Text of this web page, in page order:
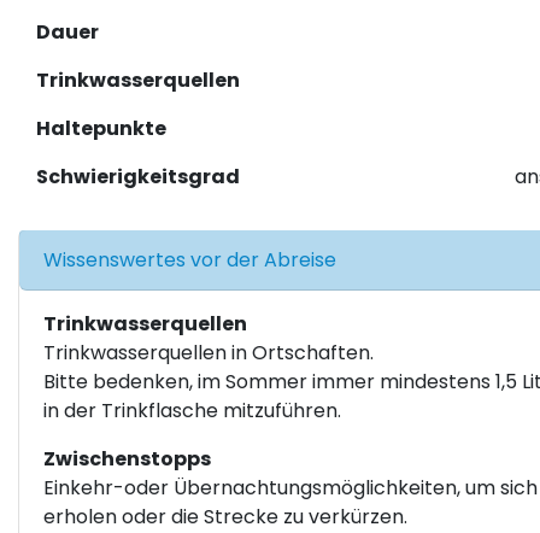
Dauer
Trinkwasserquellen
Haltepunkte
Schwierigkeitsgrad
Wissenswertes vor der Abreise
Trinkwasserquellen
Trinkwasserquellen in Ortschaften.
Bitte bedenken, im Sommer immer mindestens 1,5
in der Trinkflasche mitzuführen.
Zwischenstopps
Einkehr-oder Übernachtungsmöglichkeiten, um sich
erholen oder die Strecke zu verkürzen.